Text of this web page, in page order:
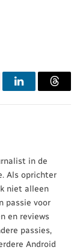
LinkedIn
in de
Als oprichter
niet alleen
passie voor
en reviews
passies,
Android